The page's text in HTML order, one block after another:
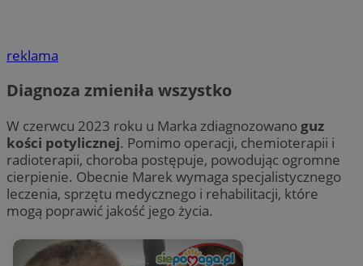
reklama
Diagnoza zmieniła wszystko
W czerwcu 2023 roku u Marka zdiagnozowano guz
kości potylicznej. Pomimo operacji, chemioterapii i
radioterapii, choroba postępuje, powodując ogromne
cierpienie. Obecnie Marek wymaga specjalistycznego
leczenia, sprzętu medycznego i rehabilitacji, które
mogą poprawić jakość jego życia.